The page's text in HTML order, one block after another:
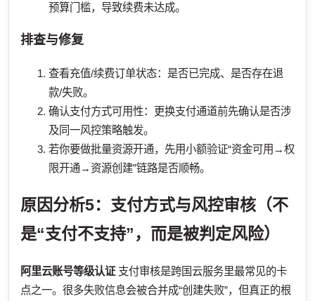
预算门槛，导致续费未达成。
排查与修复
查看充值/续费订单状态：是否已完成、是否存在退
款/失败。
确认支付方式可用性：更换支付通道前先确认是否涉
及同一风控策略触发。
若你要做批量资源开通，先用小额验证“资金可用→权
限开通→资源创建”链路是否顺畅。
原因分析5：支付方式与风控审核（不
是“支付不支持”，而是被判定风险）
阿里云账号等级认证 支付审核是跨国云服务里最常见的卡
点之一。很多失败信息会被合并成“创建失败”，但真正的根